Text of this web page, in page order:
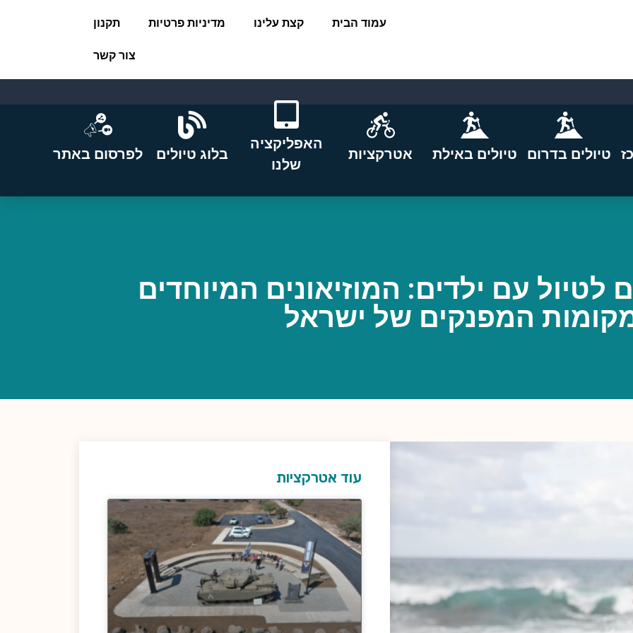
עמוד הבית קצת עלינו מדיניות פרטיות תקנון
צור קשר
טיולים בדרום טיולים באילת אטרקציות
האפליקציה
שלנו
בלוג טיולים לפרסום באתר
לטיול עם ילדים: המוזיאונים המיוחדים
המפנקים של ישראל
עוד אטרקציות